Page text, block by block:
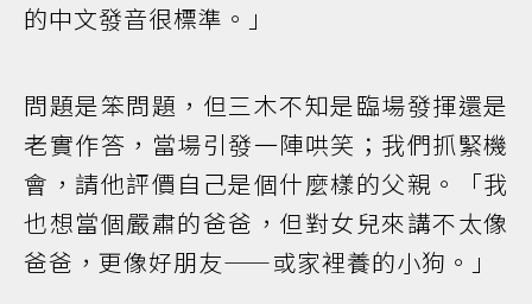
的中文發音很標準。」
問題是笨問題，但三木不知是臨場發揮還是
老實作答，當場引發一陣哄笑；我們抓緊機
會，請他評價自己是個什麼樣的父親。「我
也想當個嚴肅的爸爸，但對女兒來講不太像
爸爸，更像好朋友——或家裡養的小狗。」